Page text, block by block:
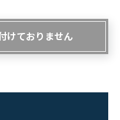
けておりません